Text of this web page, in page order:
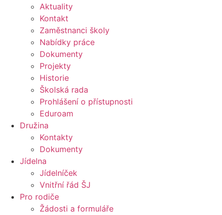
Aktuality
Kontakt
Zaměstnanci školy
Nabídky práce
Dokumenty
Projekty
Historie
Školská rada
Prohlášení o přístupnosti
Eduroam
Družina
Kontakty
Dokumenty
Jídelna
Jídelníček
Vnitřní řád ŠJ
Pro rodiče
Žádosti a formuláře